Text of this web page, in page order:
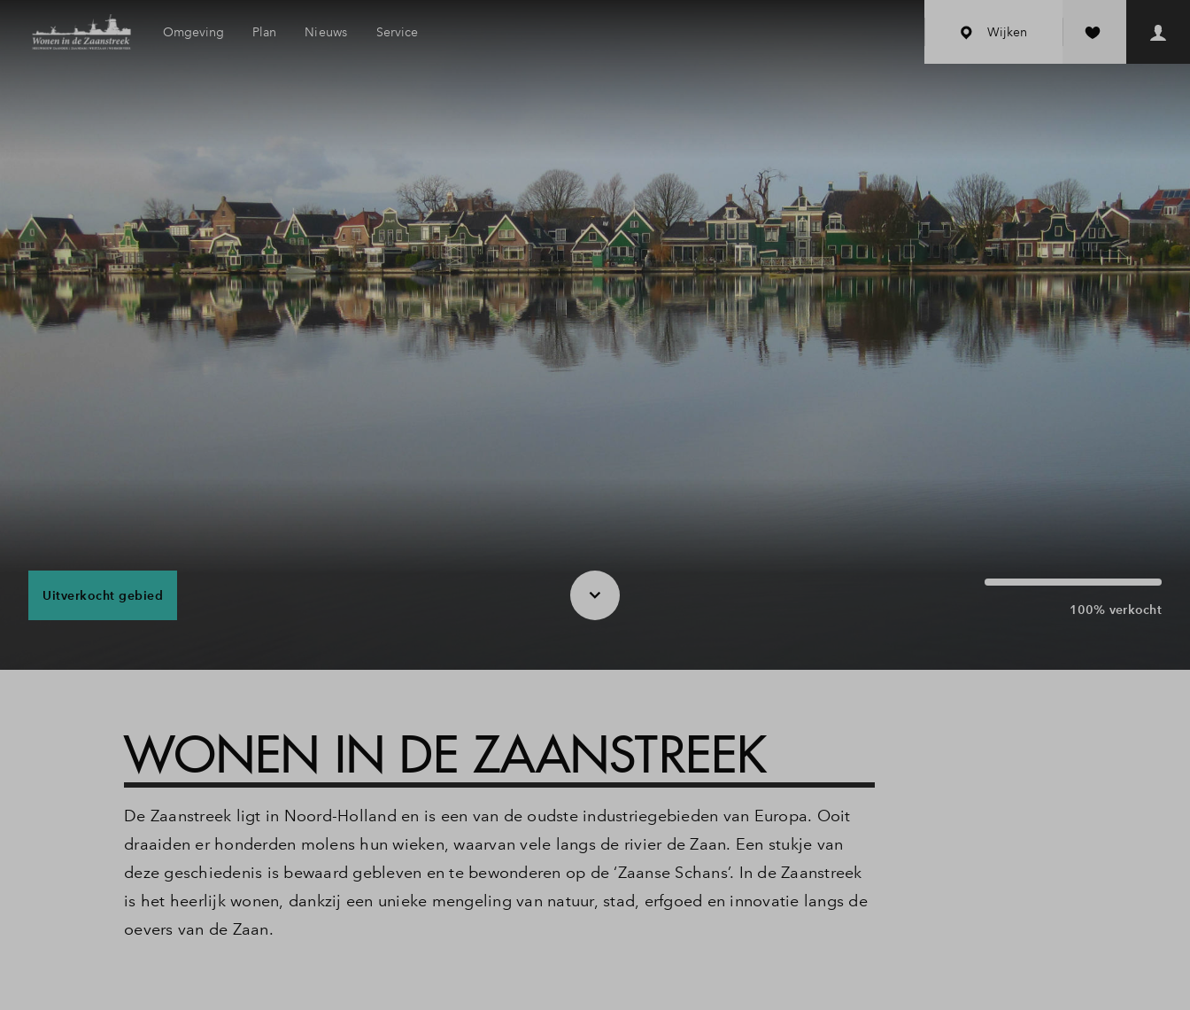
Omgeving
Voorzieningen
Geschiedenis
Plan Nieuws Service
Toewijzing
Woning kopen
Veelgestelde vragen
Wijken
Uitverkocht gebied
100% verkocht
WONEN IN DE ZAANSTREEK
De Zaanstreek ligt in Noord-Holland en is een van de oudste industriegebieden van Europa. Ooit
draaiden er honderden molens hun wieken, waarvan vele langs de rivier de Zaan. Een stukje van
deze geschiedenis is bewaard gebleven en te bewonderen op de ‘Zaanse Schans’. In de Zaanstreek
is het heerlijk wonen, dankzij een unieke mengeling van natuur, stad, erfgoed en innovatie langs de
oevers van de Zaan.